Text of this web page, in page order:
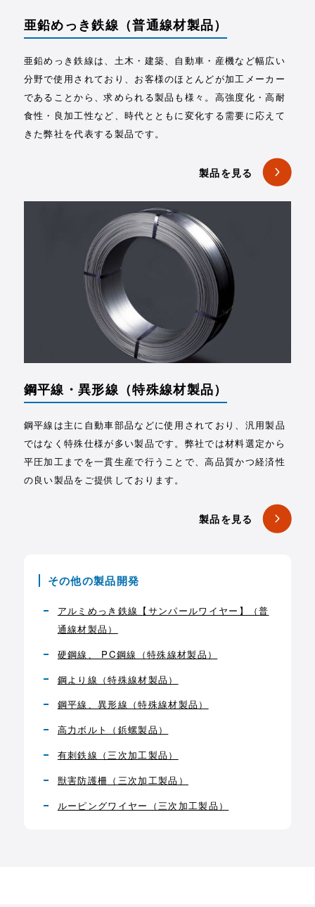
亜鉛めっき鉄線（普通線材製品）
亜鉛めっき鉄線は、土木・建築、自動車・産機など幅広い
分野で使用されており、お客様のほとんどが加工メーカー
であることから、求められる製品も様々。高強度化・高耐
食性・良加工性など、時代とともに変化する需要に応えて
きた弊社を代表する製品です。
製品を見る
鋼平線・異形線（特殊線材製品）
鋼平線は主に自動車部品などに使用されており、汎用製品
ではなく特殊仕様が多い製品です。弊社では材料選定から
平圧加工までを一貫生産で行うことで、高品質かつ経済性
の良い製品をご提供しております。
製品を見る
その他の製品開発
アルミめっき鉄線【サンパールワイヤー】（普
通線材製品）
硬鋼線、 PC鋼線（特殊線材製品）
鋼より線（特殊線材製品）
鋼平線、異形線（特殊線材製品）
高力ボルト（鋲螺製品）
有刺鉄線（三次加工製品）
獣害防護柵（三次加工製品）
ルーピングワイヤー（三次加工製品）